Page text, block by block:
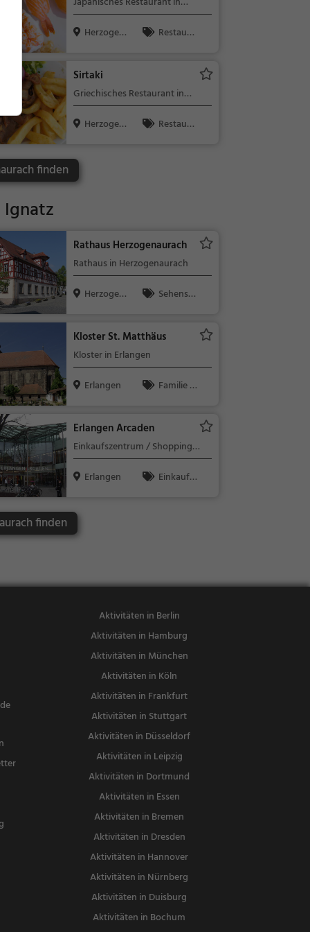
en, Abendes
Herzogenaurach
Herzogen
Restaura
ssen, Mittag
arisch
Sirtaki
Griechisches Restaurant in
Herzogenaurach
Herzogen
Restaura
finden
Rathaus Herzogenaurach
Rathaus in Herzogenaurach
Herzogen
Sehensw
Kloster St. Matthäus
Kloster in Erlangen
Erlangen
Familie &
Erlangen Arcaden
Einkaufszentrum / Shopping
Mall in Erlangen
Erlangen
Einkaufe
finden
Aktivitäten in Berlin
Aktivitäten in Hamburg
Aktivitäten in München
Aktivitäten in Köln
Aktivitäten in Frankfurt
Aktivitäten in Stuttgart
Aktivitäten in Düsseldorf
Aktivitäten in Leipzig
Aktivitäten in Dortmund
Aktivitäten in Essen
Aktivitäten in Bremen
Aktivitäten in Dresden
Aktivitäten in Hannover
Aktivitäten in Nürnberg
Aktivitäten in Duisburg
Aktivitäten in Bochum